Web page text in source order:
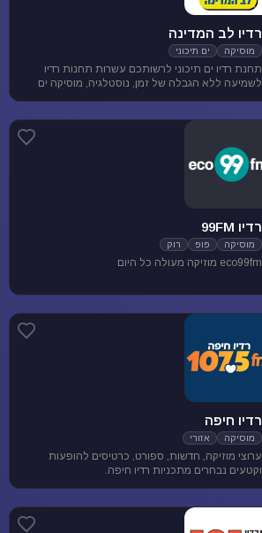
רדיו לב המדינה
מוסיקה ים תיכוני
תחנת רדיו ים תיכוני לרשותכם עשרות תחנות רדיו
לשמיעה ללא הגבלה של זמן, נוסטלגיה, מוסיקה ים
רדיו 99FM
מוסיקה פופ רוק
eco99fm מוזיקה מעולה כל היום
רדיו חיפה
מוסיקה אזורי
ערוצי מוזיקה, חדשות, ספורט, כרטיסים להופעות
וקטעים נבחרים מתכניות רדיו חיפה.